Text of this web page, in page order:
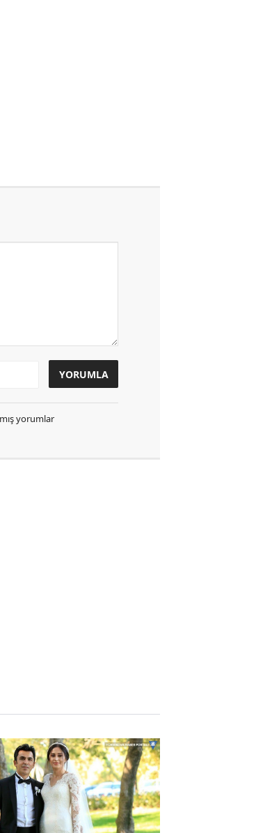
yorumlar